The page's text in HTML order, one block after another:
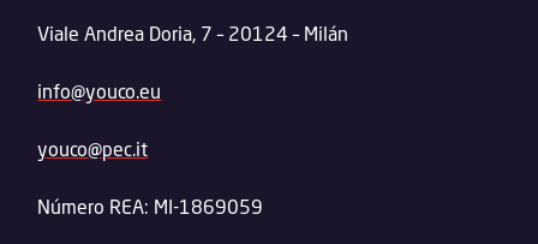
Viale Andrea Doria, 7 – 20124 – Milán
info@youco.eu
youco@pec.it
Número REA: MI-1869059